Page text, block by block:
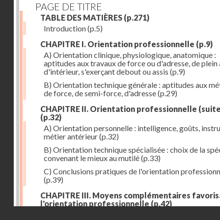
PAGE DE TITRE
TABLE DES MATIÈRES (p.271)
Introduction(p.5)
CHAPITRE I. Orientation professionnelle (p.9)
A) Orientation clinique, physiologique, anatomique :
aptitudes aux travaux de force ou d'adresse, de plein
d'intérieur, s'exerçant debout ou assis (p.9)
B) Orientation technique générale : aptitudes aux
de force, de semi-force, d'adresse(p.29)
CHAPITRE II. Orientation professionnelle
(p.32)
A) Orientation personnelle : intelligence, goûts,
métier antérieur(p.32)
B) Orientation technique spécialisée : choix de la
convenant le mieux au mutilé(p.33)
C) Conclusions pratiques de l'orientation
(p.39)
CHAPITRE III. Moyens complémentaires
l'orientation professionnelle (p.42)